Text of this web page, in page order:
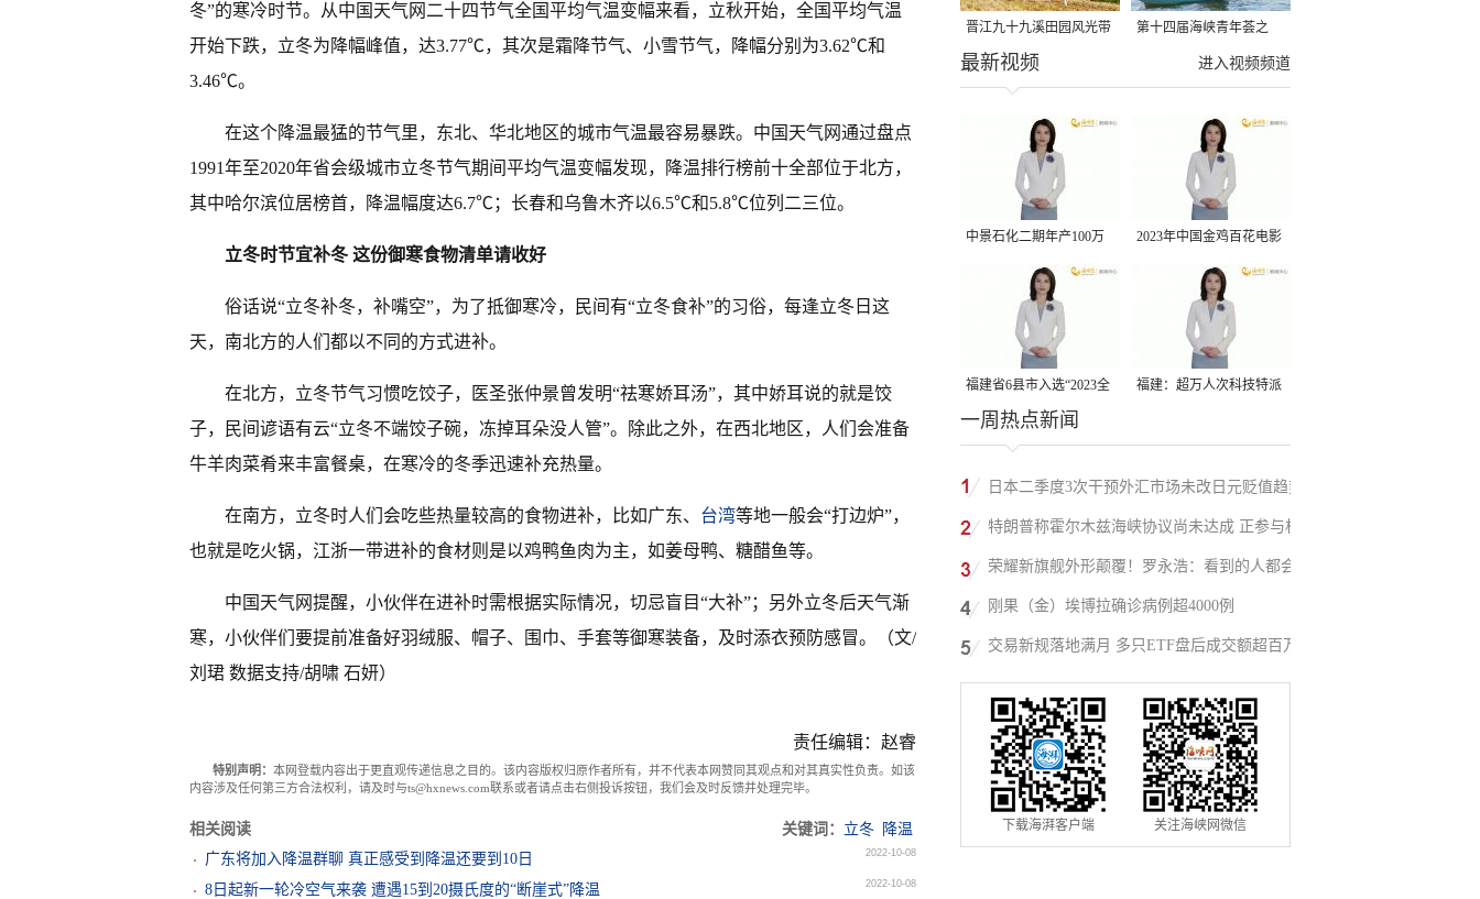
冬”的寒冷时节。从中国天气网二十四节气全国平均气温变幅来看，立秋开始，全国平均气温
开始下跌，立冬为降幅峰值，达3.77℃，其次是霜降节气、小雪节气，降幅分别为3.62℃和
3.46℃。
在这个降温最猛的节气里，东北、华北地区的城市气温最容易暴跌。中国天气网通过盘点
1991年至2020年省会级城市立冬节气期间平均气温变幅发现，降温排行榜前十全部位于北方，
其中哈尔滨位居榜首，降温幅度达6.7℃；长春和乌鲁木齐以6.5℃和5.8℃位列二三位。
立冬时节宜补冬 这份御寒食物清单请收好
俗话说“立冬补冬，补嘴空”，为了抵御寒冷，民间有“立冬食补”的习俗，每逢立冬日这
天，南北方的人们都以不同的方式进补。
在北方，立冬节气习惯吃饺子，医圣张仲景曾发明“祛寒娇耳汤”，其中娇耳说的就是饺
子，民间谚语有云“立冬不端饺子碗，冻掉耳朵没人管”。除此之外，在西北地区，人们会准备
牛羊肉菜肴来丰富餐桌，在寒冷的冬季迅速补充热量。
在南方，立冬时人们会吃些热量较高的食物进补，比如广东、 台湾等地一般会“打边炉”，
也就是吃火锅，江浙一带进补的食材则是以鸡鸭鱼肉为主，如姜母鸭、糖醋鱼等。
中国天气网提醒，小伙伴在进补时需根据实际情况，切忌盲目“大补”；另外立冬后天气渐
寒，小伙伴们要提前准备好羽绒服、帽子、围巾、手套等御寒装备，及时添衣预防感冒。（文/
刘珺 数据支持/胡啸 石妍）
责任编辑：赵睿
特别声明： 本网登载内容出于更直观传递信息之目的。该内容版权归原作者所有，并不代表本网赞同其观点和对其真实性负责。如该
内容涉及任何第三方合法权利，请及时与ts@hxnews.com联系或者请点击右侧投诉按钮，我们会及时反馈并处理完毕。
相关阅读 关键词： 立冬 降温
广东将加入降温群聊 真正感受到降温还要到10日
2022-10-08
8日起新一轮冷空气来袭 遭遇15到20摄氏度的“断崖式”降温 2022-10-08
晋江九十九溪田园风光带
千亩早稻迎来成熟收割季
第十四届海峡青年荟之
2026榕台青年大学生水上
进入视频频道
最新视频
中景石化二期年产100万
吨丙烷脱氢项目建成中交
2023年中国金鸡百花电影
节有福电影巡展31日启动
福建省6县市入选“2023全
国县域发展潜力百强县”
福建：超万人次科技特派
一周热点新闻
日本二季度3次干预外汇市场未改日元贬值趋势
特朗普称霍尔木兹海峡协议尚未达成 正参与相
关谈判
荣耀新旗舰外形颠覆！罗永浩：看到的人都会
吃惊
刚果（金）埃博拉确诊病例超4000例
交易新规落地满月 多只ETF盘后成交额超百万
元
下载海湃客户端 关注海峡网微信